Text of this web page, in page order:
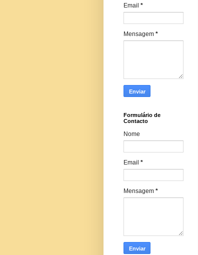
Email *
Mensagem *
Formulário de
Contacto
Nome
Email *
Mensagem *